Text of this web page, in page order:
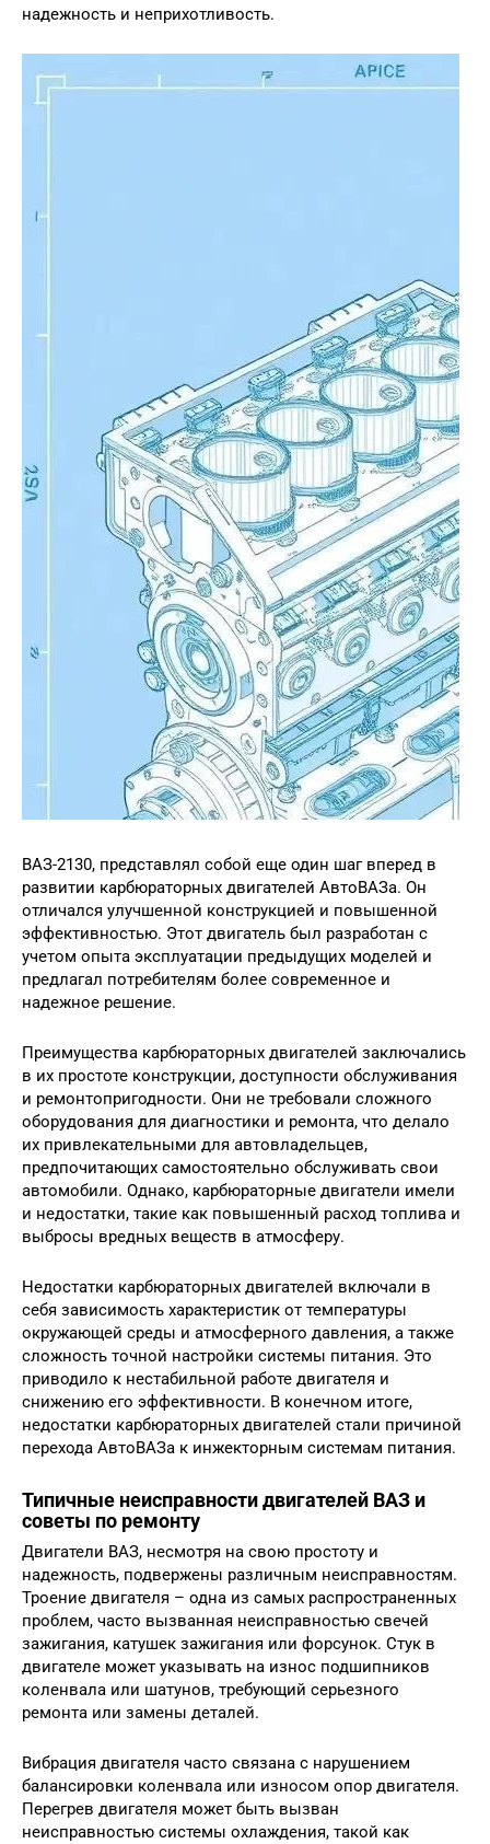
надежность и неприхотливость.
ВАЗ-2130, представлял собой еще один шаг вперед в
развитии карбюраторных двигателей АвтоВАЗа. Он
отличался улучшенной конструкцией и повышенной
эффективностью. Этот двигатель был разработан с
учетом опыта эксплуатации предыдущих моделей и
предлагал потребителям более современное и
надежное решение.
Преимущества карбюраторных двигателей заключались
в их простоте конструкции, доступности обслуживания
и ремонтопригодности. Они не требовали сложного
оборудования для диагностики и ремонта, что делало
их привлекательными для автовладельцев,
предпочитающих самостоятельно обслуживать свои
автомобили. Однако, карбюраторные двигатели имели
и недостатки, такие как повышенный расход топлива и
выбросы вредных веществ в атмосферу.
Недостатки карбюраторных двигателей включали в
себя зависимость характеристик от температуры
окружающей среды и атмосферного давления, а также
сложность точной настройки системы питания. Это
приводило к нестабильной работе двигателя и
снижению его эффективности. В конечном итоге,
недостатки карбюраторных двигателей стали причиной
перехода АвтоВАЗа к инжекторным системам питания.
Типичные неисправности двигателей ВАЗ и
советы по ремонту
Двигатели ВАЗ, несмотря на свою простоту и
надежность, подвержены различным неисправностям.
Троение двигателя – одна из самых распространенных
проблем, часто вызванная неисправностью свечей
зажигания, катушек зажигания или форсунок. Стук в
двигателе может указывать на износ подшипников
коленвала или шатунов, требующий серьезного
ремонта или замены деталей.
Вибрация двигателя часто связана с нарушением
балансировки коленвала или износом опор двигателя.
Перегрев двигателя может быть вызван
неисправностью системы охлаждения, такой как